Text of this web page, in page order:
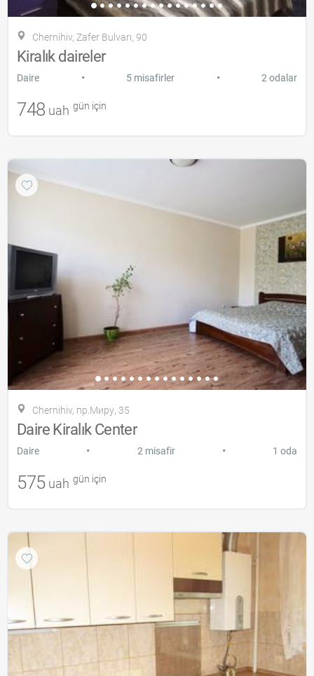
Chernihiv, Zafer Bulvarı, 90
Kiralık daireler
Daire • 5 misafirler • 2 odalar
748 uah gün için
Chernihiv, пр.Миру, 35
Daire Kiralık Center
Daire • 2 misafir • 1 oda
575 uah gün için